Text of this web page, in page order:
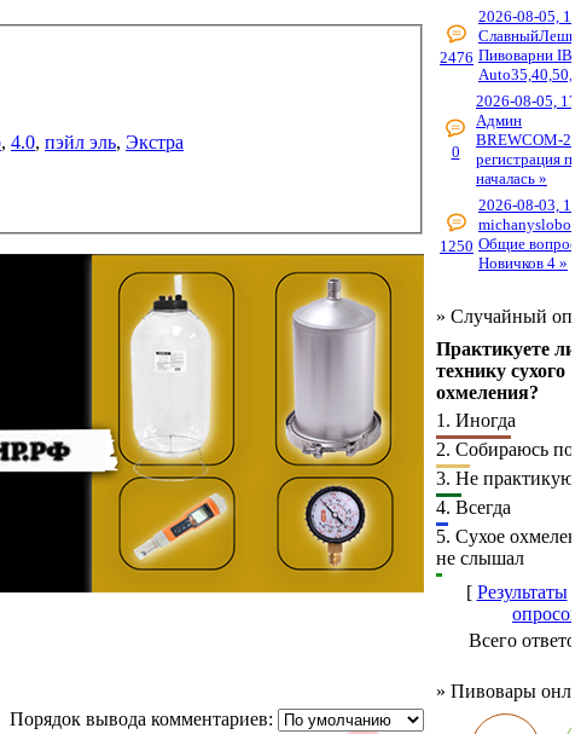
, 4.0, пэйл эль, Экстра
Порядок вывода комментариев:
2476
2026-08-05,
Пивоварни
0
2026-08-05,
Админ
BREWCOM-
регистрация
началась »
1250
2026-08-03,
Общие
Новичков 4 »
» Случайный
Практикуете
технику сухого
охмеления?
1. Иногда
2. Собираюсь
3. Не практикую
4. Всегда
5. Сухое
не слышал
[ Результаты
опросов
Всего
» Пивовары